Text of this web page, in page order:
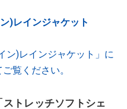
)レインジャケット
ン)レインジャケット」に
覧ください。
トレッチソフトシェ